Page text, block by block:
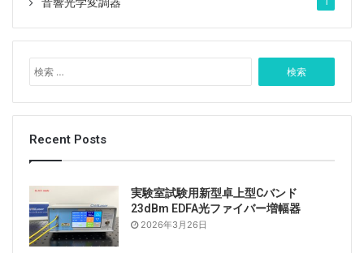
索
:
Recent Posts
実験室試験用新型卓上型Cバンド
23dBm EDFA光ファイバー増幅器
2026年3月26日